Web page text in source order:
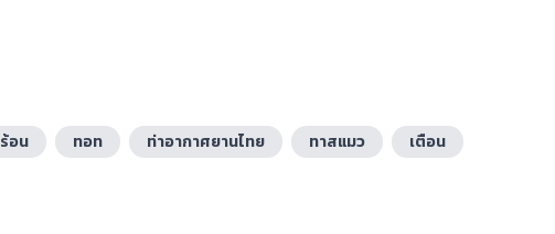
อน ทอท ท่าอากาศยานไทย ทาสแมว เตือน